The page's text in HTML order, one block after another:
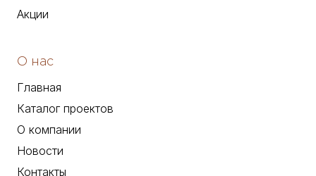
Акции
О нас
Главная
Каталог проектов
О компании
Новости
Контакты